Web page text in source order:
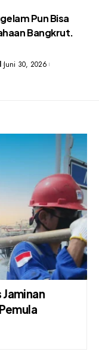
Pun Bisa
Bangkrut.
Juni 30, 2026